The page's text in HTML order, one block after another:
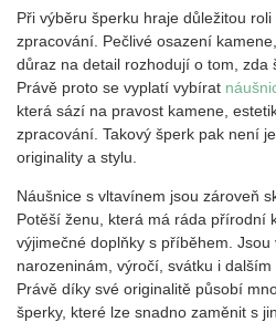
Při výběru šperku hraje důležitou
zpracování. Pečlivé osazení
důraz na detail rozhodují o tom, zda
Právě proto se vyplatí vybírat
která sází na pravost kamene,
zpracování. Takový šperk pak není
originality a stylu.
Náušnice s vltavínem jsou zároveň
Potěší ženu, která má ráda přírodní
výjimečné doplňky s příběhem.
narozeninám, výročí, svátku i dalším
Právě díky své originalitě působí
šperky, které lze snadno zaměnit s